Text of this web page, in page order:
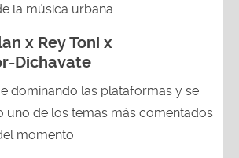
la música urbana.
x Rey Toni x
Dichavate
dominando las plataformas y se
uno de los temas más comentados
momento.